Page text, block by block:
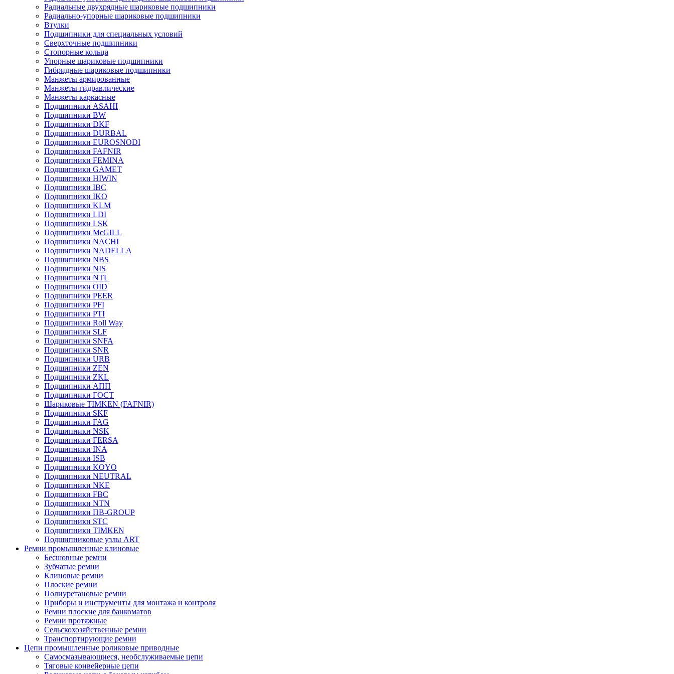
Радиальные двухрядные шариковые подшипники
Радиально-упорные шариковые подшипники
Втулки
Подшипники для специальных условий
Сверхточные подшипники
Стопорные кольца
Упорные шариковые подшипники
Гибридные шариковые подшипники
Манжеты армированные
Манжеты гидравлические
Манжеты каркасные
Подшипники ASAHI
Подшипники BW
Подшипники DKF
Подшипники DURBAL
Подшипники EUROSNODI
Подшипники FAFNIR
Подшипники FEMINA
Подшипники GAMET
Подшипники HIWIN
Подшипники IBC
Подшипники IKO
Подшипники KLM
Подшипники LDI
Подшипники LSK
Подшипники McGILL
Подшипники NACHI
Подшипники NADELLA
Подшипники NBS
Подшипники NIS
Подшипники NTL
Подшипники OID
Подшипники PEER
Подшипники PFI
Подшипники PTI
Подшипники Roll Way
Подшипники SLF
Подшипники SNFA
Подшипники SNR
Подшипники URB
Подшипники ZEN
Подшипники ZKL
Подшипники АПП
Подшипники ГОСТ
Шариковые ТІMKEN (FAFNIR)
Подшипники SKF
Подшипники FAG
Подшипники NSK
Подшипники FERSA
Подшипники INA
Подшипники ISB
Подшипники KOYO
Подшипники NEUTRAL
Подшипники NKE
Подшипники FBC
Подшипники NTN
Подшипники ПВ-GROUP
Подшипники STC
Подшипники TIMKEN
Подшипниковые узлы ART
Ремни промышленные клиновые
Бесшовные ремни
Зубчатые ремни
Клиновые ремни
Плоские ремни
Полиуретановые ремни
Приборы и инструменты для монтажа и контроля
Ремни плоские для банкоматов
Ремни протяжные
Сельскохозяйственные ремни
Транспортирующие ремни
Цепи промышленные роликовые приводные
Самосмазывающиеся, необслуживаемые цепи
Тяговые конвейерные цепи